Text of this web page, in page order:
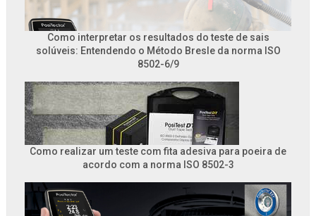
Como interpretar os resultados do teste de sais
solúveis: Entendendo o Método Bresle da norma ISO
8502-6/9
Como realizar um teste com fita adesiva para poeira de
acordo com a norma ISO 8502-3